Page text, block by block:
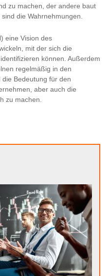
zu machen, der andere baut
die Wahrnehmungen.
eine Vision des
mit der sich die
können. Außerdem
regelmäßig in den
Bedeutung für den
aber auch die
zu machen.